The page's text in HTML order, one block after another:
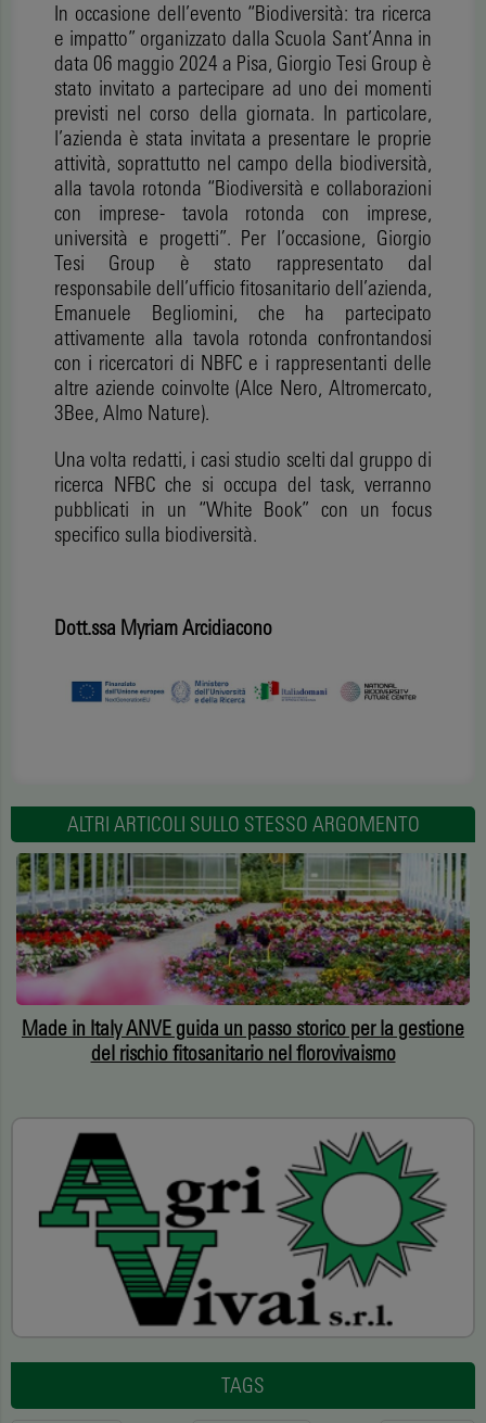
In occasione dell’evento “Biodiversità: tra ricerca
e impatto” organizzato dalla Scuola Sant’Anna in
data 06 maggio 2024 a Pisa, Giorgio Tesi Group è
stato invitato a partecipare ad uno dei momenti
previsti nel corso della giornata. In particolare,
l’azienda è stata invitata a presentare le proprie
attività, soprattutto nel campo della biodiversità,
alla tavola rotonda “Biodiversità e collaborazioni
con imprese- tavola rotonda con imprese,
università e progetti”. Per l’occasione, Giorgio
Tesi Group è stato rappresentato dal
responsabile dell’ufficio fitosanitario dell’azienda,
Emanuele Begliomini, che ha partecipato
attivamente alla tavola rotonda confrontandosi
con i ricercatori di NBFC e i rappresentanti delle
altre aziende coinvolte (Alce Nero, Altromercato,
3Bee, Almo Nature).
Una volta redatti, i casi studio scelti dal gruppo di
ricerca NFBC che si occupa del task, verranno
pubblicati in un “White Book” con un focus
specifico sulla biodiversità.
Dott.ssa Myriam Arcidiacono
ALTRI ARTICOLI SULLO STESSO ARGOMENTO
Made in Italy ANVE guida un passo storico per la gestione
del rischio fitosanitario nel florovivaismo
TAGS